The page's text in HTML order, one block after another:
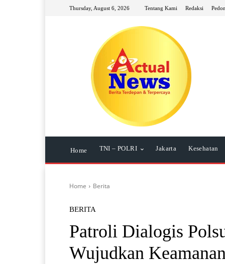
Thursday, August 6, 2026 Tentang Kami Redaksi
Home TNI – POLRI Jakarta Kesehatan
Home Berita
BERITA
Patroli Dialogis
Wujudkan